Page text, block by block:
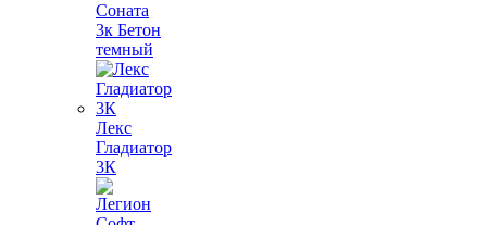
Соната
3к Бетон
темный
Лекс
Гладиатор
3К